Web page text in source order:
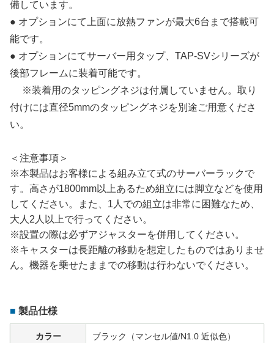
備しています。
● オプションにて上面に放熱ファンが最大6台まで搭載可
能です。
● オプションにてサーバー用タップ、TAP-SVシリーズが
後部フレームに装着可能です。
※装着用のタッピングネジは付属していません。取り
付けには直径5mmのタッピングネジを別途ご用意くださ
い。
＜注意事項＞
※本製品はお客様による組み立て式のサーバーラックで
す。高さが1800mm以上あるため組立には脚立などを使用
してください。また、1人での組立は非常に困難なため、
大人2人以上で行ってください。
※設置の際は必ずアジャスターを併用してください。
※キャスターは長距離の移動を想定したものではありませ
ん。機器を乗せたままでの移動は行わないでください。
製品仕様
カラー ブラック（マンセル値/N1.0 近似色）